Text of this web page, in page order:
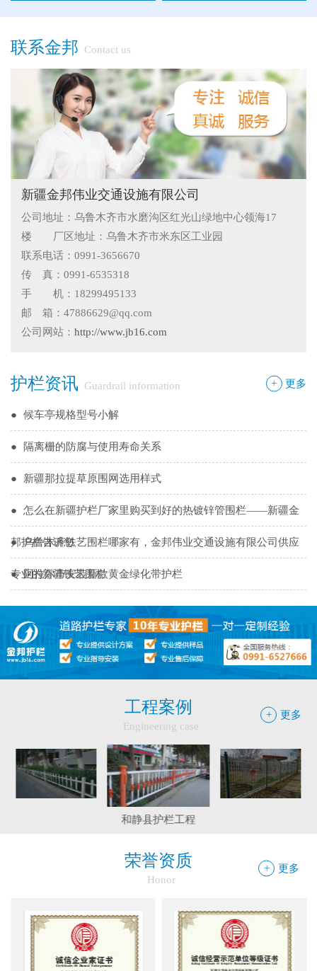
联系金邦 Contact us
新疆金邦伟业交通设施有限公司
公司地址：乌鲁木齐市水磨沟区红光山绿地中心领海17
楼 厂区地址：乌鲁木齐市米东区工业园
联系电话：0991-3656670
传 真：0991-6535318
手 机：18299495133
邮 箱：47886629@qq.com
公司网站： http://www.jb16.com
+ 更多
护栏资讯 Guardrail information
候车亭规格型号小解
● 隔离栅的防腐与使用寿命关系
新疆那拉提草原围网选用样式
怎么在新疆护栏厂家里购买到好的热镀锌管围栏——新疆金
邦护栏告诉您
乌鲁木齐铁艺围栏哪家有，金邦伟业交通设施有限公司供应
专业的新疆铁艺围栏
阿拉尔市安装新款黄金绿化带护栏
护栏在我们生活中的作用
你不知道的候车厅安装注意事项
● "多样“候车亭，旨在为您提供一个舒心候车环境
● 候车亭规格型号小解
● 隔离栅的防腐与使用寿命关系
● 新疆那拉提草原围网选用样式
● 怎么在新疆护栏厂家里购买到好的热镀锌管围栏——新疆金
邦护栏告诉您
● 乌鲁木齐铁艺围栏哪家有，金邦伟业交通设施有限公司供应
专业的新疆铁艺围栏
● 阿拉尔市安装新款黄金绿化带护栏
● 护栏在我们生活中的作用
● 你不知道的候车厅安装注意事项
护栏网怎样做日常保养
"多样“候车亭，旨在为您提供一个舒心候车环境
+ 更多
工程案例
Engineering case
和静县护栏工程
+ 更多
荣誉资质
Honor
边框护栏网：新疆金邦伟业以匠心铸...
球场围栏网：守护运动安全的“隐形...
新疆金邦伟业：方管铁艺护栏——安...
新疆金邦伟业道路隔离栅：以创新工...
钢板网：城市基建与工业领域的“金...